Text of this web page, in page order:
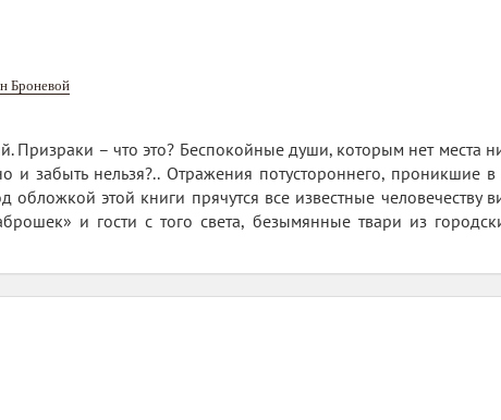
Броневой
Призраки – что это? Беспокойные души, которым нет места
и забыть нельзя?.. Отражения потустороннего, проникшие
обложкой этой книги прячутся все известные человечеству
и гости с того света, безымянные твари из